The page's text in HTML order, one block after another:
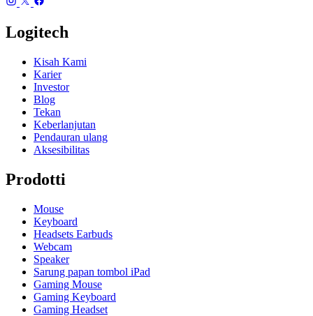
Logitech
Kisah Kami
Karier
Investor
Blog
Tekan
Keberlanjutan
Pendauran ulang
Aksesibilitas
Prodotti
Mouse
Keyboard
Headsets Earbuds
Webcam
Speaker
Sarung papan tombol iPad
Gaming Mouse
Gaming Keyboard
Gaming Headset